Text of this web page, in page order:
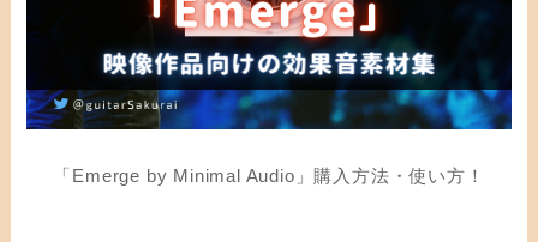
「Emerge by Minimal Audio」購入方法・使い方！